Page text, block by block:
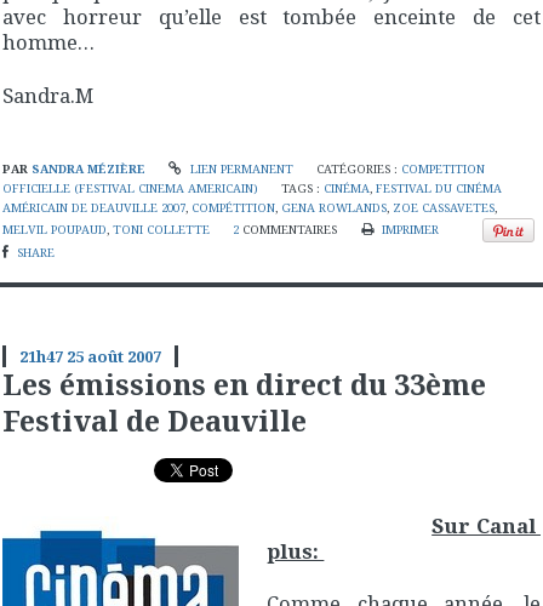
avec horreur qu’elle est tombée enceinte de cet
homme…
Sandra.M
PAR SANDRA MÉZIÈRE LIEN PERMANENT CATÉGORIES : COMPETITION
OFFICIELLE (FESTIVAL CINEMA AMERICAIN)
TAGS : CINÉMA,FESTIVAL DU CINÉMA
AMÉRICAIN DE DEAUVILLE 2007, COMPÉTITION, GENA ROWLANDS, ZOE CASSAVETES,
MELVIL POUPAUD, TONI COLLETTE 2 COMMENTAIRES
IMPRIMER
SHARE
21h47 25 août 2007
Les émissions en direct du 33ème
Festival de Deauville
Sur Canal
plus: